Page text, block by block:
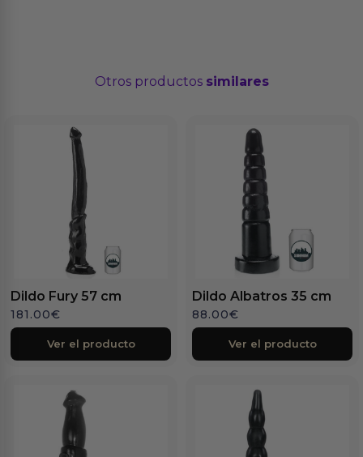
Otros productos similares
Dildo Fury 57 cm
181.00€
Ver el producto
Dildo Albatros 35 cm
88.00€
Ver el producto